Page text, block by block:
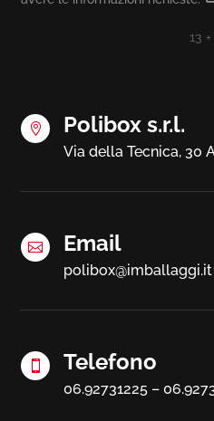
13
 Polibox s.r.l.
Via della Tecnica, 30
 Email
polibox@imballaggi.it
 Telefono
06.92731225 –